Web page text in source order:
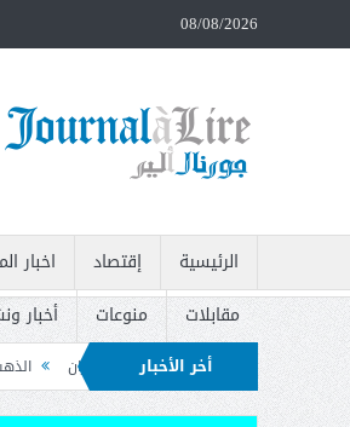
08/08/2026
الرئيسية إقتصاد اخبار
مقابلات
منوعات أخبار
أخر الأخبار والتوترات مع إيران الذهب يقفز لأعلى مستوى
وتدعو إلى سحبه